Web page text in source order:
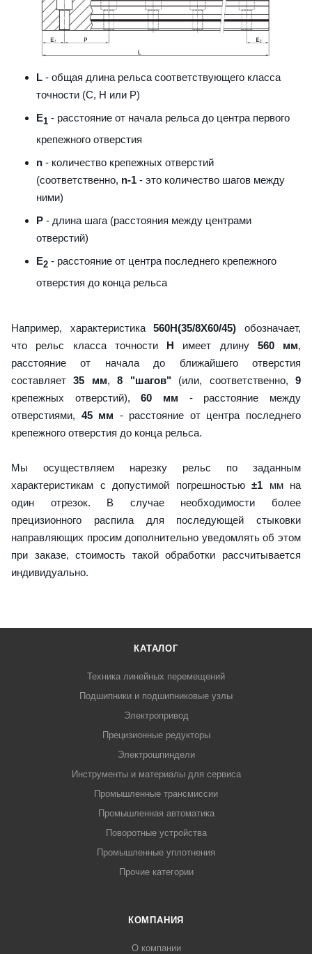
L - общая длина рельса соответствующего класса
точности (С, H или Р)
E1 - расстояние от начала рельса до центра первого
крепежного отверстия
n - количество крепежных отверстий
(соответственно, n-1 - это количество шагов между
ними)
P - длина шага (расстояния между центрами
отверстий)
E2 - расстояние от центра последнего крепежного
отверстия до конца рельса
Например, характеристика560H(35/8X60/45) обозначает,
что рельс класса точности H имеет длину 560 мм,
расстояние от начала до ближайшего отверстия
составляет35 мм,8 "шагов" (или, соответственно,9
крепежных отверстий),60 мм - расстояние между
отверстиями, 45 мм - расстояние от центра последнего
крепежного отверстия до конца рельса.
Мы осуществляем нарезку рельс по заданным
характеристикам с допустимой погрешностью ±1 мм на
один отрезок. В случае необходимости более
прецизионного распила для последующей стыковки
направляющих просим дополнительно уведомлять об этом
при заказе, стоимость такой обработки рассчитывается
индивидуально.
КАТАЛОГ
Техника линейных перемещений
Подшипники и подшипниковые узлы
Электропривод
Прецизионные редукторы
Электрошпиндели
Инструменты и материалы для сервиса
Промышленные трансмиссии
Промышленная автоматика
Поворотные устройства
Промышленные уплотнения
Прочие категории
КОМПАНИЯ
О компании